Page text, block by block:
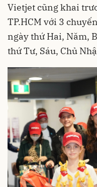
Vietjet cũng khai
TP.HCM với 3
ngày thứ Hai, Năm,
thứ Tư, Sáu, Chủ